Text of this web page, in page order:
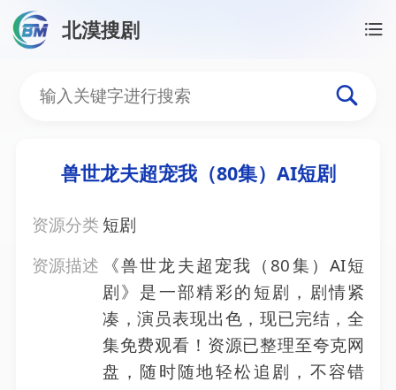
北漠搜剧
兽世龙夫超宠我（80集）
兽世龙夫超宠我（80集）AI短剧
资源分类 短剧
资源描述
《兽世龙夫超宠我（80集）AI短
剧》是一部精彩的短剧，剧情紧
凑，演员表现出色，现已完结，全
集免费观看！资源已整理至夸克网
盘，随时随地轻松追剧，不容错